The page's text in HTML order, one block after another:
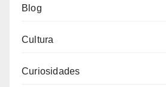
Blog
Cultura
Curiosidades